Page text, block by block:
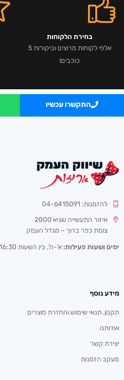
בחירת הלקוחות
אלפי לקוחות מרוצים וביקורות 5
כוכבים!
התקשרו עכשיו
להזמנות: 04-6415091
איזור התעשייה שגיא 2000
צומת כפר ברוך – מגדל העמק
ימים ושעות פעילות: א’-ה’, בין השעות 08:30-16:30
מידע נוסף
תקנון, תנאי שימוש והחזרת מוצרים
אודותנו
יצירת קשר
מעקב הזמנות